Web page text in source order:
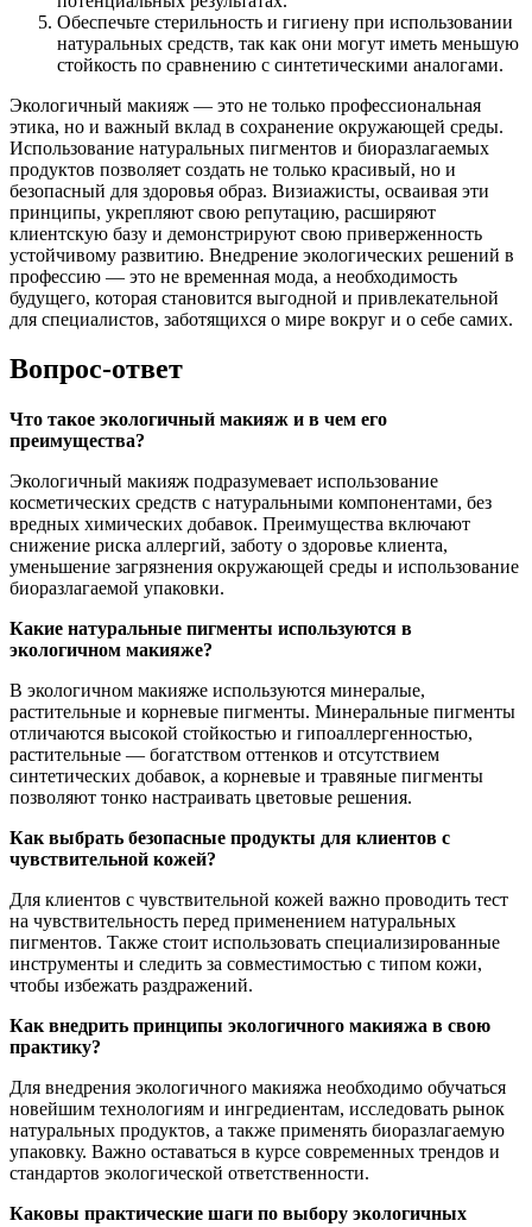
Обеспечьте стерильность и гигиену при использовании
натуральных средств, так как они могут иметь меньшую
стойкость по сравнению с синтетическими аналогами.
Экологичный макияж — это не только профессиональная
этика, но и важный вклад в сохранение окружающей среды.
Использование натуральных пигментов и биоразлагаемых
продуктов позволяет создать не только красивый, но и
безопасный для здоровья образ. Визиажисты, осваивая эти
принципы, укрепляют свою репутацию, расширяют
клиентскую базу и демонстрируют свою приверженность
устойчивому развитию. Внедрение экологических решений в
профессию — это не временная мода, а необходимость
будущего, которая становится выгодной и привлекательной
для специалистов, заботящихся о мире вокруг и о себе самих.
Вопрос-ответ
Что такое экологичный макияж и в чем его
преимущества?
Экологичный макияж подразумевает использование
косметических средств с натуральными компонентами, без
вредных химических добавок. Преимущества включают
снижение риска аллергий, заботу о здоровье клиента,
уменьшение загрязнения окружающей среды и использование
биоразлагаемой упаковки.
Какие натуральные пигменты используются в
экологичном макияже?
В экологичном макияже используются минералые,
растительные и корневые пигменты. Минеральные пигменты
отличаются высокой стойкостью и гипоаллергенностью,
растительные — богатством оттенков и отсутствием
синтетических добавок, а корневые и травяные пигменты
позволяют тонко настраивать цветовые решения.
Как выбрать безопасные продукты для клиентов с
чувствительной кожей?
Для клиентов с чувствительной кожей важно проводить тест
на чувствительность перед применением натуральных
пигментов. Также стоит использовать специализированные
инструменты и следить за совместимостью с типом кожи,
чтобы избежать раздражений.
Как внедрить принципы экологичного макияжа в свою
практику?
Для внедрения экологичного макияжа необходимо обучаться
новейшим технологиям и ингредиентам, исследовать рынок
натуральных продуктов, а также применять биоразлагаемую
упаковку. Важно оставаться в курсе современных трендов и
стандартов экологической ответственности.
Каковы практические шаги по выбору экологичных